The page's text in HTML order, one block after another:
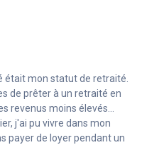
"On s’est rendu compte que ça
correspondre à nos critères :
respectant nos exigences. Nous
dépensé avec l'arrivée du bébé et
revenu pendant ma grossesse. Le